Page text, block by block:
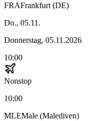
FRAFrankfurt (DE)
Do., 05.11.
Donnerstag, 05.11.2026
10:00
Nonstop
10:00
MLEMale (Malediven)